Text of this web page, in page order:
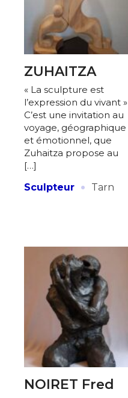
ZUHAITZA
« La sculpture est
l’expression du vivant »
C’est une invitation au
voyage, géographique
et émotionnel, que
Zuhaitza propose au
[…]
Sculpteur · Tarn
NOIRET Fred